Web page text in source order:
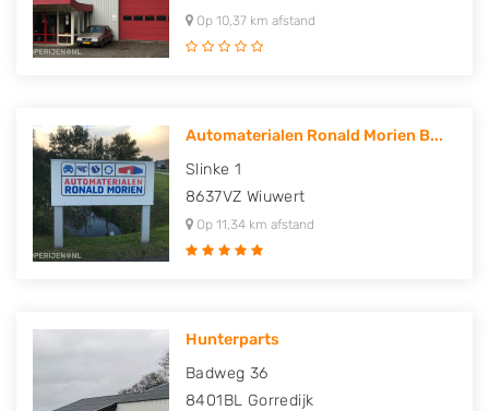
Op 10,37 km afstand
Automaterialen Ronald Morien B...
Slinke 1
8637VZ Wiuwert
Op 11,34 km afstand
Hunterparts
Badweg 36
8401BL Gorredijk